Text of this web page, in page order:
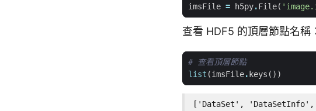
imsFile = h5py.File(
查看 HDF5 的頂層節點名稱
# 查看頂層節點
list (imsFile. keys ())
['DataSet', 'DataSetInfo',